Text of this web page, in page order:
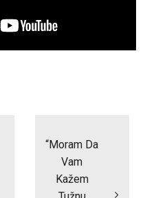
“Moram Da
Vam
Kažem